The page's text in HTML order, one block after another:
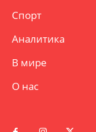
Спорт
Аналитика
В мире
О нас